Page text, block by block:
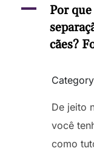
A
Por
cães?
De jeito
você
como